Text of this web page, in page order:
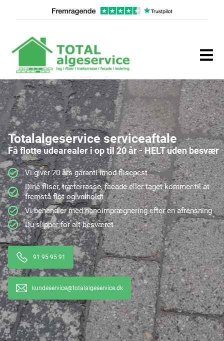
Totalalgeservice serviceaftale
Få flotte udearealer i op til 20 år - HELT uden besvær
Vi giver 20 års garanti imod flisepest
Dine fliser, træterrasse, facade eller taget kommer til at
fremstå flot og velholdt
Vi behandler med nanoimprægnering efter en afrensning
Du slipper for alt besværet
91 95 95 91
kundeservice@totalalgeservice.dk